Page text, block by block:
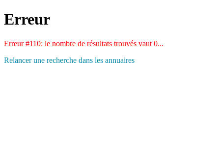
Erreur
Erreur #110: le nombre de résultats trouvés vaut 0...
Relancer une recherche dans les annuaires